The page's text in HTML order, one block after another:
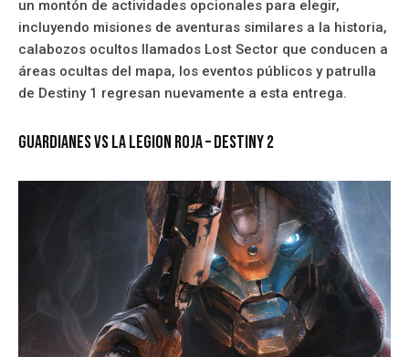
un montón de actividades opcionales para elegir,
incluyendo misiones de aventuras similares a la historia,
calabozos ocultos llamados Lost Sector que conducen a
áreas ocultas del mapa, los eventos públicos y patrulla
de Destiny 1 regresan nuevamente a esta entrega.
Guardianes vs La legion Roja – Destiny 2